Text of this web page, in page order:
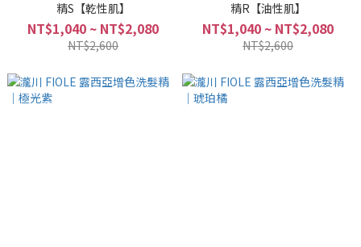
精S【乾性肌】
NT$1,040 ~ NT$2,080
NT$2,600
精R【油性肌】
NT$1,040 ~ NT$2,080
NT$2,600